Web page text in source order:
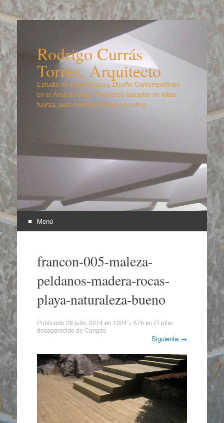
Rodrigo Currás
Torres, Arquitecto
Estudio de Arquitectura y Diseño Contemporáneo
en el Área de Vigo. Proyectos basados en ideas
fuerza, para construcciones con alma.
Menú
contenidofrancon-005-maleza-
peldanos-madera-rocas-
playa-naturaleza-bueno
Publicado 28 julio, 2014 en 1024 × 576 en El pilar
desaparecido de Cangas
Siguiente →